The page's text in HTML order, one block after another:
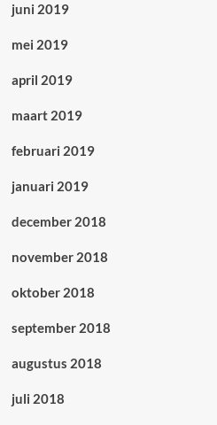
juni 2019
mei 2019
april 2019
maart 2019
februari 2019
januari 2019
december 2018
november 2018
oktober 2018
september 2018
augustus 2018
juli 2018